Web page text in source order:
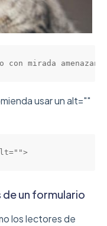
mirada
usar un alt=""
un formulario
los lectores de